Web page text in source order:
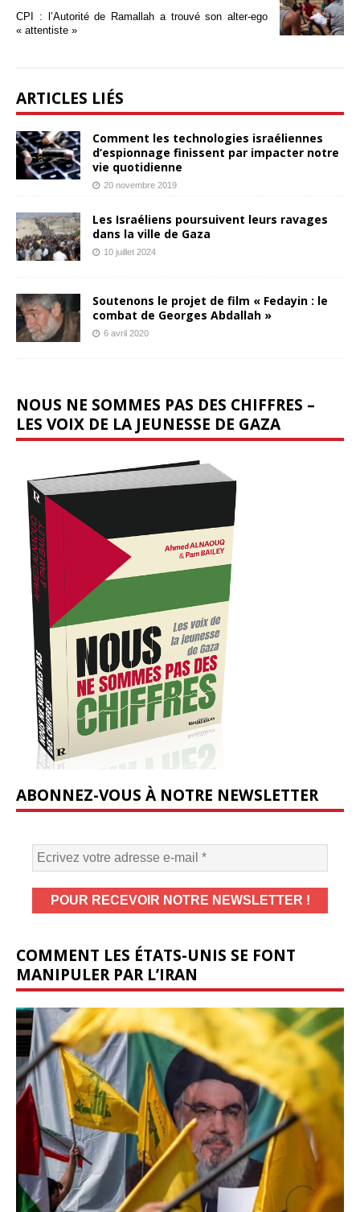
CPI : l’Autorité de Ramallah a trouvé son alter-ego
« attentiste »
ARTICLES LIÉS
Comment les technologies israéliennes
d’espionnage finissent par impacter notre
vie quotidienne
20 novembre 2019
Les Israéliens poursuivent leurs ravages
dans la ville de Gaza
10 juillet 2024
Soutenons le projet de film « Fedayin : le
combat de Georges Abdallah »
6 avril 2020
NOUS NE SOMMES PAS DES CHIFFRES –
LES VOIX DE LA JEUNESSE DE GAZA
ABONNEZ-VOUS À NOTRE NEWSLETTER
COMMENT LES ÉTATS-UNIS SE FONT
MANIPULER PAR L’IRAN